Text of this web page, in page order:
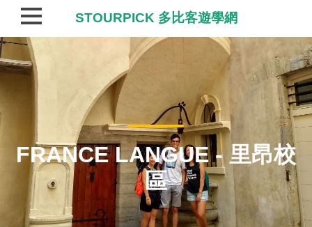
FRANCE LANGUE - 里昂校
區
STOURPICK 多比客遊學網